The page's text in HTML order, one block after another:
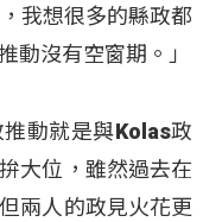
我想很多的縣政都
動沒有空窗期。」
動就是與Kolas政
大位，雖然過去在
兩人的政見火花更